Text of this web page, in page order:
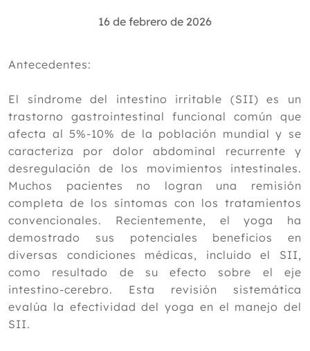
Julio
Marzo
Febrero
Claves para proteger la barrera
intestinal
Acupuntura y drogadicción
Enero y febrero, meses clave para
reforzar el sistema inmunológico de
forma natural
La eficacia del yoga en el síndrome del
intestino irritable: una revisión
sistemática
Cofenat consolida la implantación de
su Código de Buenas Prácticas en
España y refuerza el diálogo
Tratamiento manipulativo osteopático
16 de febrero de 2026
Antecedentes:
El síndrome del intestino irritable (SII) es un
trastorno gastrointestinal funcional común que
afecta al 5%-10% de la población mundial y se
caracteriza por dolor abdominal recurrente y
desregulación de los movimientos intestinales.
Muchos pacientes no logran una remisión
completa de los síntomas con los tratamientos
convencionales. Recientemente, el yoga ha
demostrado sus potenciales beneficios en
diversas condiciones médicas, incluido el SII,
como resultado de su efecto sobre el eje
intestino-cerebro. Esta revisión sistemática
evalúa la efectividad del yoga en el manejo del
SII.